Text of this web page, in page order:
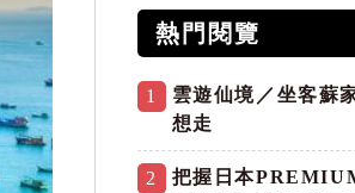
熱門閱覽
1
雲遊仙境／坐客蘇
想走
2
把握日本